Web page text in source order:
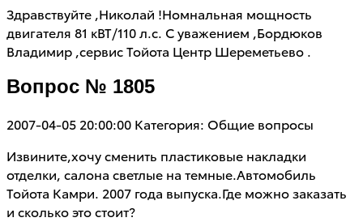
Здравствуйте ,Николай !Номнальная мощность
двигателя 81 кВТ/110 л.с. С уважением ,Бордюков
Владимир ,сервис Тойота Центр Шереметьево .
Вопрос № 1805
2007-04-05 20:00:00 Категория: Общие вопросы
Извините,хочу сменить пластиковые накладки
отделки, салона светлые на темные.Автомобиль
Тойота Камри. 2007 года выпуска.Где можно заказать
и сколько это стоит?